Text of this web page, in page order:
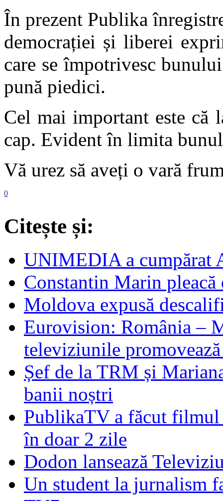
În prezent Publika
democrației și liberei
care se împotrivesc
pună piedici.
Cel mai important este că
cap. Evident în limita
Vă urez să aveți o vară
0
Citește și:
UNIMEDIA a cumpărat
Constantin Marin
Moldova expusă
Eurovision: România –
televiziunile
Șef de la TRM și
banii noștri
PublikaTV a făcut filmul
în doar 2 zile
Dodon lansează
Un student la jurnalism